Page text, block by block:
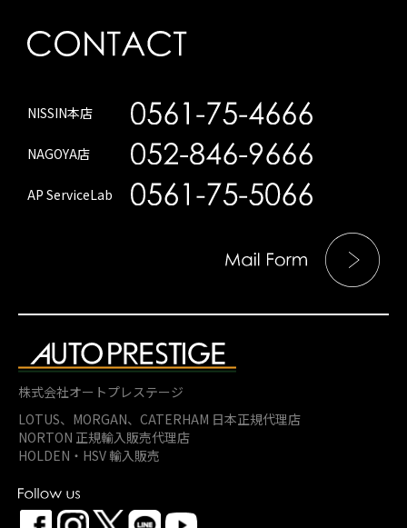
NISSIN本店
NAGOYA店
AP ServiceLab
株式会社オートプレステージ
LOTUS、MORGAN、 CATERHAM 日本正規代理店
NORTON 正規輸入販売代理店
HOLDEN・HSV 輸入販売